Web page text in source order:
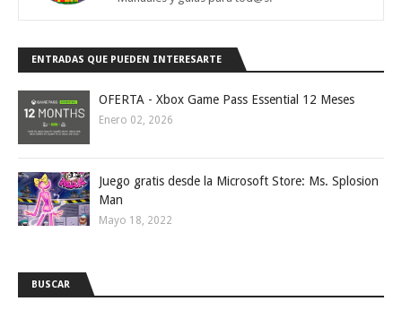
ENTRADAS QUE PUEDEN INTERESARTE
OFERTA - Xbox Game Pass Essential 12 Meses
Enero 02, 2026
Juego gratis desde la Microsoft Store: Ms. Splosion
Man
Mayo 18, 2022
BUSCAR